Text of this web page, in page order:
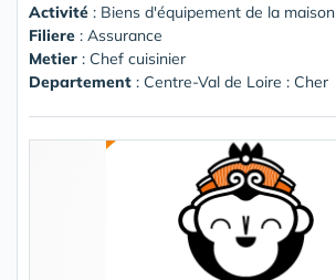
Activité : Biens d'équipement de la maison
Filiere : Assurance
Metier : Chef cuisinier
Departement : Centre-Val de Loire : Cher